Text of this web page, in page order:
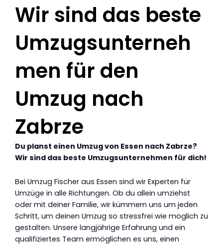
Wir sind das beste
Umzugsunterneh
men für den
Umzug nach
Zabrze
Du planst einen Umzug von Essen nach Zabrze?
Wir sind das beste Umzugsunternehmen für dich!
Bei Umzug Fischer aus Essen sind wir Experten für
Umzüge in alle Richtungen. Ob du allein umziehst
oder mit deiner Familie, wir kümmern uns um jeden
Schritt, um deinen Umzug so stressfrei wie möglich zu
gestalten. Unsere langjährige Erfahrung und ein
qualifiziertes Team ermöglichen es uns, einen